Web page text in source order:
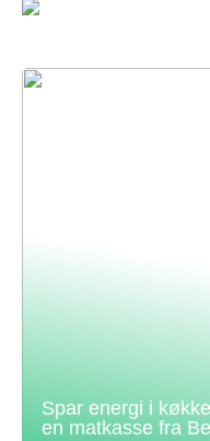
Spar energi i
en matkasse fra